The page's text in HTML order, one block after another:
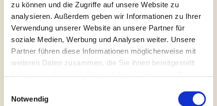
zu können und die Zugriffe auf unsere Website zu
analysieren. Außerdem geben wir Informationen zu Ihrer
Verwendung unserer Website an unsere Partner für
soziale Medien, Werbung und Analysen weiter. Unsere
Partner führen diese Informationen möglicherweise mit
weiteren Daten zusammen, die Sie ihnen bereitgestellt
Notwendig
Neusilberbogen, Felix Martin,
Deutschland
Goldbogen, Walter Mettal, Deutschland
Silberbogen, Walter Mettal, Deutschland
Silberbogen, Johannes Mönnig,
Goldbogen, Rudi Neudörfer, Deutschland